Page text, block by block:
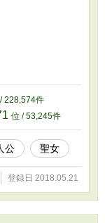
228,574件
位 / 53,245件
公 聖女
登録日 2018.05.21